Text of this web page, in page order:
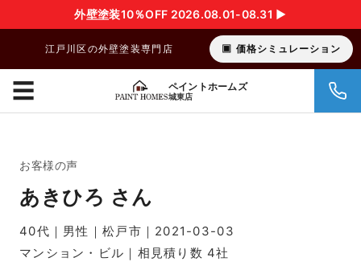
外壁塗装10％OFF 2026.08.01-08.31 ▶︎
江戸川区の外壁塗装専門店 価格シミュレーション
ペイントホームズ
城東店
☰
お客様の声
あきひろ さん
40代｜男性｜松戸市｜2021-03-03
マンション・ビル｜相見積り数 4社